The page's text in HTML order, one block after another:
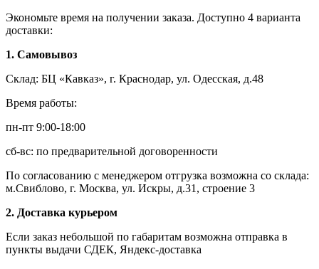
Экономьте время на получении заказа. Доступно 4 варианта
доставки:
1. Самовывоз
Склад: БЦ «Кавказ», г. Краснодар, ул. Одесская, д.48
Время работы:
пн-пт 9:00-18:00
сб-вс: по предварительной договоренности
По согласованию с менеджером отгрузка возможна со склада:
м.Свиблово, г. Москва, ул. Искры, д.31, строение 3
2. Доставка курьером
Если заказ небольшой по габаритам возможна отправка в
пункты выдачи СДЕК, Яндекс-доставка